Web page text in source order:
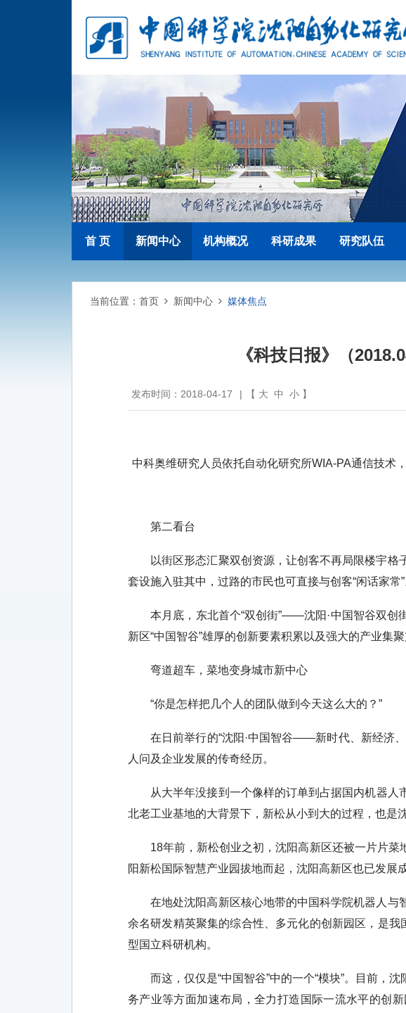
首 页 新闻中心 机构概况 科研成果 研究队伍
当前位置： 首页 新闻中心 媒体焦点
《科技日报》（
发布时间：2018-04-17 | 【 大 中 小 】
中科奥维研究人员依托自动化研究所WIA-PA通信技术
第二看台
以街区形态汇聚双创资源，让创客不再局限楼宇格
套设施入驻其中，过路的市民也可直接与创客“闲话家常”
本月底，东北首个“双创街”——沈阳·中国智谷双创
新区“中国智谷”雄厚的创新要素积累以及强大的产业集聚
弯道超车，菜地变身城市新中心
“你是怎样把几个人的团队做到今天这么大的？”
在日前举行的“沈阳·中国智谷——新时代、新经济、
人问及企业发展的传奇经历。
从大半年没接到一个像样的订单到占据国内机器人
北老工业基地的大背景下，新松从小到大的过程，也是
18年前，新松创业之初，沈阳高新区还被一片片菜
阳新松国际智慧产业园拔地而起，沈阳高新区也已发展
在地处沈阳高新区核心地带的中国科学院机器人与
余名研发精英聚集的综合性、多元化的创新园区，是
型国立科研机构。
而这，仅仅是“中国智谷”中的一个“模块”。目前，沈
务产业等方面加速布局，全力打造国际一流水平的创